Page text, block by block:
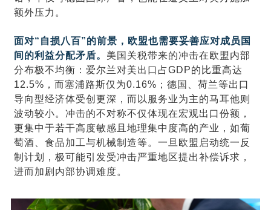
额外压力。
面对“自损八百”的前景，欧盟也需要妥善应对成员国
间的利益分配矛盾。 美国关税带来的冲击在欧盟内部
分布极不均衡：爱尔兰对美出口占GDP的比重高达
12.5%，而塞浦路斯仅为0.16%；德国、荷兰等出口
导向型经济体受创更深，而以服务业为主的马耳他则
波动较小。冲击的不对称不仅体现在宏观出口份额，
更集中于若干高度敏感且地理集中度高的产业，如葡
萄酒、食品加工与机械制造等。一旦欧盟启动统一反
制计划，极可能引发受冲击严重地区提出补偿诉求，
进而加剧内部协调难度。